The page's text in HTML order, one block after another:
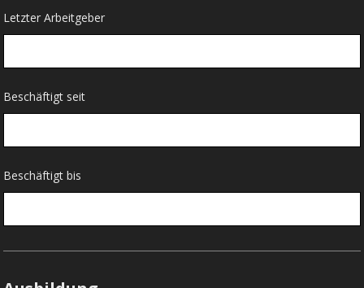
Letzter Arbeitgeber
Beschäftigt seit
Beschäftigt bis